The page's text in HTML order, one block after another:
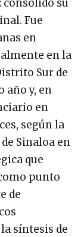
consolidó su
Fue
en
en la
Sur de
año y, en
en
según la
Sinaloa en
que
punto
de
síntesis de